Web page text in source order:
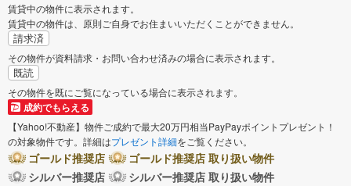
賃貸中の物件に表示されます。
賃貸中の物件は、原則ご自身でお住まいいただくことができません。
請求済
その物件が資料請求・お問い合わせ済みの場合に表示されます。
既読
その物件を既にご覧になっている場合に表示されます。
成約でもらえる
【Yahoo!不動産】物件ご成約で最大20万円相当PayPayポイントプレゼント！
の対象物件です。詳細はプレゼント詳細をご覧ください。
ゴールド推奨店
ゴールド推奨店 取り扱い物件
シルバー推奨店
シルバー推奨店 取り扱い物件